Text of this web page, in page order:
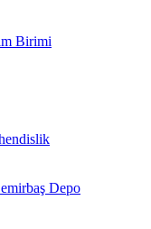
Birimi
Depo